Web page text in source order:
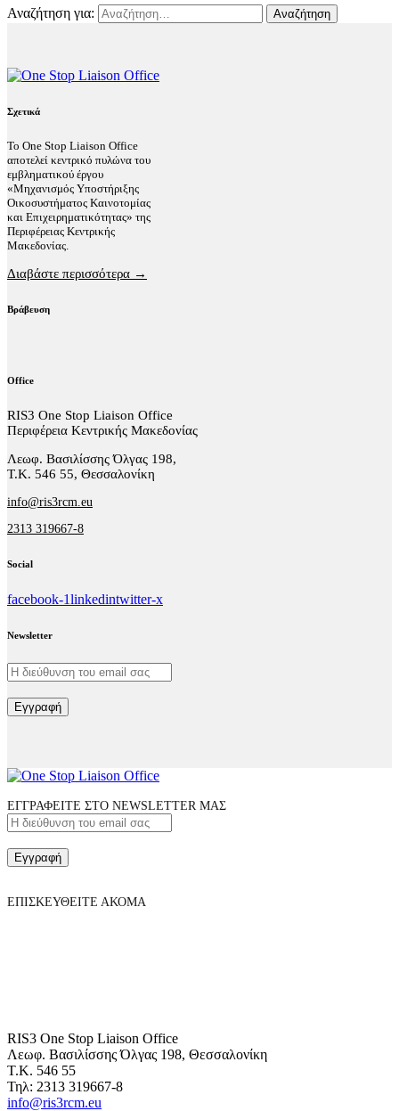
Αναζήτηση για:
Σχετικά
Το One Stop Liaison Office
αποτελεί κεντρικό πυλώνα του
εμβληματικού έργου
«Μηχανισμός Υποστήριξης
Οικοσυστήματος Καινοτομίας
και Επιχειρηματικότητας» της
Περιφέρειας Κεντρικής
Μακεδονίας.
Διαβάστε περισσότερα →
Βράβευση
Office
RIS3 One Stop Liaison Office
Περιφέρεια Κεντρικής Μακεδονίας
Λεωφ. Βασιλίσσης Όλγας 198,
Τ.Κ. 546 55, Θεσσαλονίκη
info@ris3rcm.eu
2313 319667-8
Social
facebook-1linkedintwitter-x
Newsletter
Εγγραφή
ΕΓΓΡΑΦΕΙΤΕ ΣΤΟ NEWSLETTER ΜΑΣ
Εγγραφή
ΕΠΙΣΚΕΥΘΕΙΤΕ ΑΚΟΜΑ
RIS3 One Stop Liaison Office
Λεωφ. Βασιλίσσης Όλγας 198, Θεσσαλονίκη
Τ.Κ. 546 55
Τηλ: 2313 319667-8
info@ris3rcm.eu